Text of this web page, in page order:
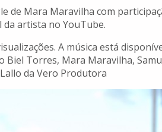
de Mara Maravilha com
artista no YouTube.
A música está
Torres, Mara Maravilha,
da Vero Produtora